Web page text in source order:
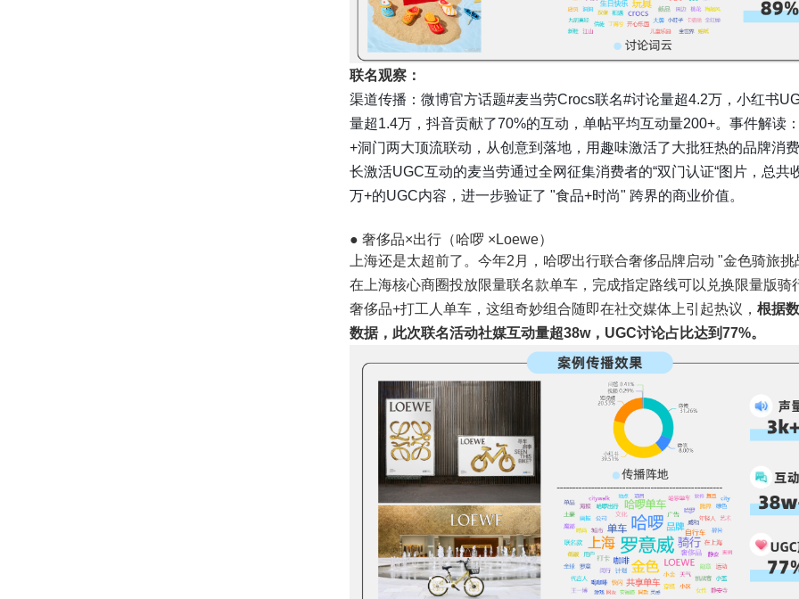
联名观察：
渠道传播：微博官方话题#麦当劳Crocs联名#讨论量超4.2万，小红书
量超1.4万，抖音贡献了70%的互动，单帖平均互动量200+。事件解读
+洞门两大顶流联动，从创意到落地，用趣味激活了大批狂热的品牌消
长激活UGC互动的麦当劳通过全网征集消费者的“双门认证“图片，总共
万+的UGC内容，进一步验证了 "食品+时尚" 跨界的商业价值。
● 奢侈品×出行（哈啰 ×Loewe）
上海还是太超前了。今年2月，哈啰出行联合奢侈品牌启动 "金色骑旅挑
在上海核心商圈投放限量联名款单车，完成指定路线可以兑换限量版骑
奢侈品+打工人单车，这组奇妙组合随即在社交媒体上引起热议， 根据
数据，此次联名活动社媒互动量超38w，UGC讨论占比达到77%。